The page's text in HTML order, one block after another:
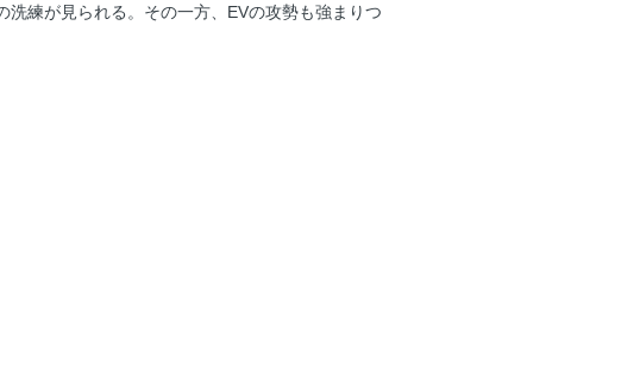
洗練が見られる。その一方、EVの攻勢も強まりつ